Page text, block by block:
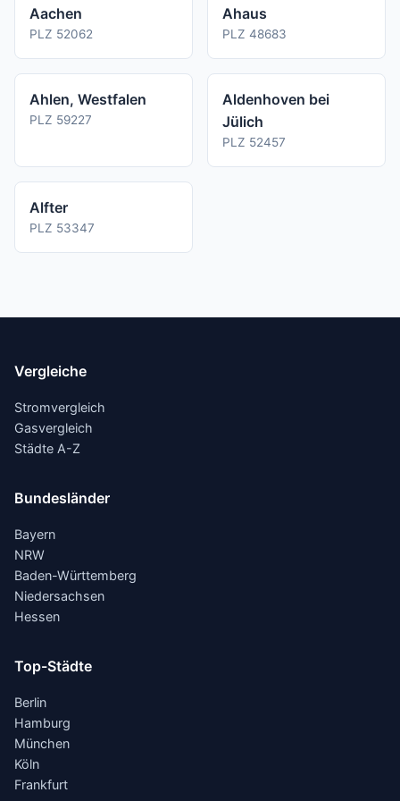
Aachen
PLZ 52062
Ahaus
PLZ 48683
Ahlen, Westfalen
PLZ 59227
Aldenhoven bei
Jülich
PLZ 52457
Alfter
PLZ 53347
Vergleiche
Stromvergleich
Gasvergleich
Städte A-Z
Bundesländer
Bayern
NRW
Baden-Württemberg
Niedersachsen
Hessen
Top-Städte
Berlin
Hamburg
München
Köln
Frankfurt